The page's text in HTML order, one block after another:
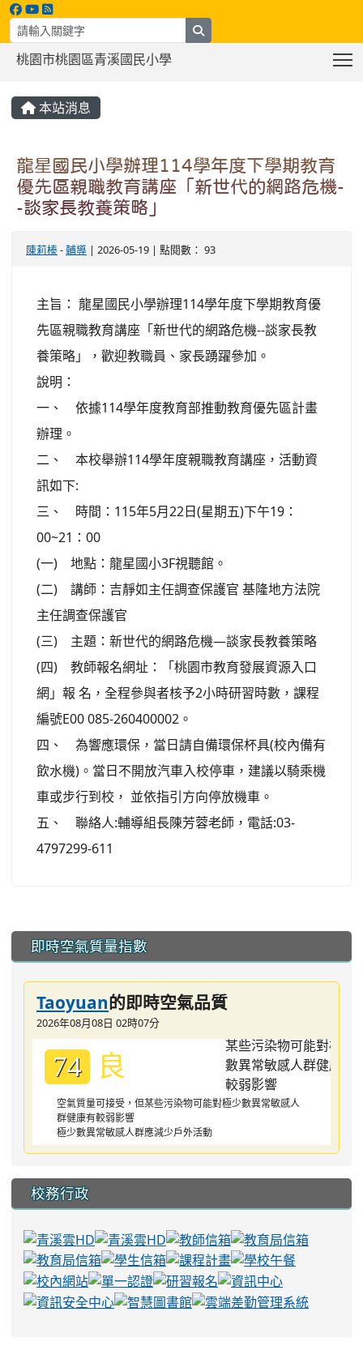
桃園市桃園區青溪國民小學
本站消息
龍星國民小學辦理114學年度下學期教育
優先區親職教育講座「新世代的網路危機-
-談家長教養策略」
陳莉榛-輔導 | 2026-05-19 | 點閱數： 93
主旨： 龍星國民小學辦理114學年度下學期教育優
先區親職教育講座「新世代的網路危機--談家長教
養策略」，歡迎教職員、家長踴躍參加。
說明：
一、 依據114學年度教育部推動教育優先區計畫
辦理。
二、 本校舉辦114學年度親職教育講座，活動資
訊如下:
三、 時間：115年5月22日(星期五)下午19：
00~21：00
(一) 地點：龍星國小3F視聽館。
(二) 講師：吉靜如主任調查保護官 基隆地方法院
主任調查保護官
(三) 主題：新世代的網路危機—談家長教養策略
(四) 教師報名網址：「桃園市教育發展資源入口
網」報 名，全程參與者核予2小時研習時數，課程
編號E00 085-260400002。
四、 為響應環保，當日請自備環保杯具(校內備有
飲水機)。當日不開放汽車入校停車，建議以騎乘機
車或步行到校， 並依指引方向停放機車。
五、 聯絡人:輔導組長陳芳蓉老師，電話:03-
4797299-611
::: 即時空氣質量指數
Taoyuan的即時空氣品質
2026年08月08日 02時07分
74 良
空氣質量可接受，但某些污染物可能對極少數異常敏感人
群健康有較弱影響
極少數異常敏感人群應減少戶外活動
校務行政